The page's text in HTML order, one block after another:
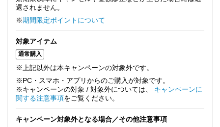
還されません。
※期間限定ポイントについて
対象アイテム
通常購入
※上記以外は本キャンペーンの対象外です。
※PC・スマホ・アプリからのご購入が対象です。
※キャンペーンの対象 / 対象外については、 キャンペーンに
関する注意事項をご覧ください。
キャンペーン対象外となる場合／その他注意事項